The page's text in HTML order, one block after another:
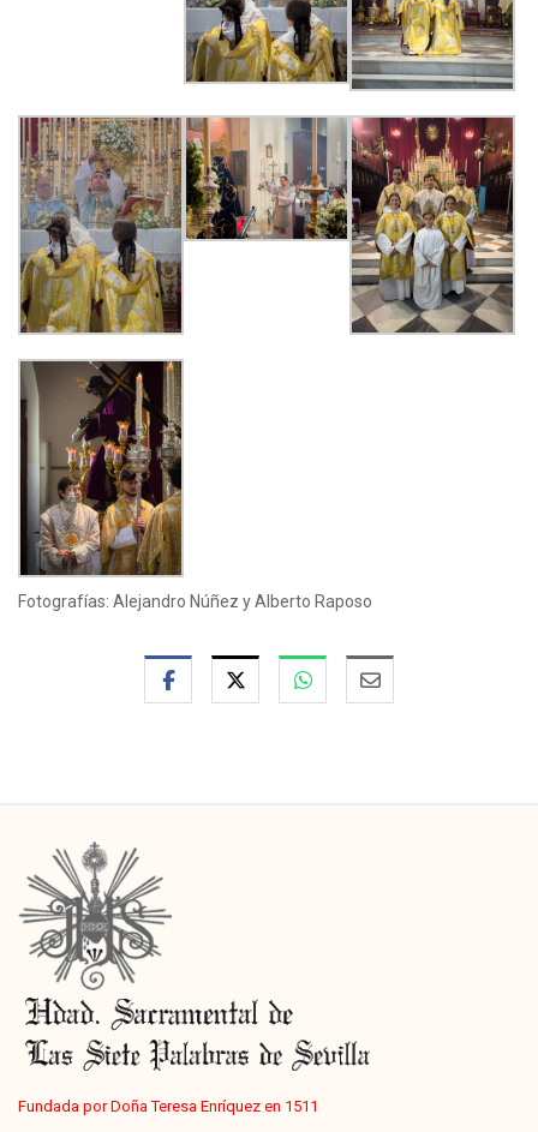
Fotografías: Alejandro Núñez y Alberto Raposo
Fundada por Doña Teresa Enríquez en 1511